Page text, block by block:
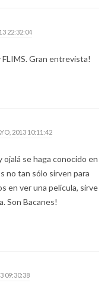
22:32:04
Gran entrevista!
2013 10:11:42
se haga conocido en
no tan sólo sirven para
en ver una película, sirve
Son Bacanes!
09:30:38